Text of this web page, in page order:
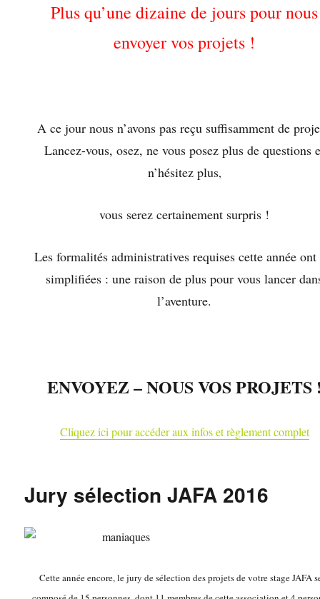
Plus qu’une dizaine de jours pour nous
envoyer vos projets !
A ce jour nous n’avons pas reçu suffisamment de pr
Lancez-vous, osez, ne vous posez plus de questions
n’hésitez plus,
vous serez certainement surpris !
Les formalités administratives requises cette année ont
simplifiées : une raison de plus pour vous lancer
l’aventure.
ENVOYEZ – NOUS VOS PROJETS
Cliquez ici pour accéder aux infos et règlement complet
Jury sélection JAFA 2016
Cette année encore, le jury de sélection des projets de votre stage JAFA